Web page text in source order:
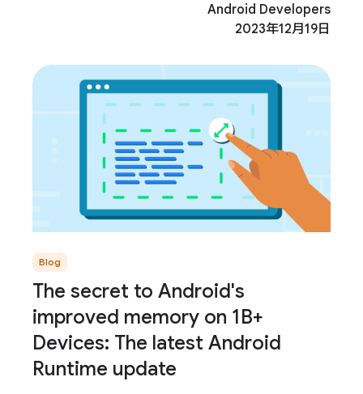
Android Developers
2023年12月19日
Blog
The secret to Android's
improved memory on 1B+
Devices: The latest Android
Runtime update